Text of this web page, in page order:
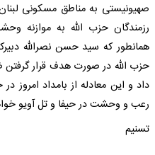
صهیونیستی به مناطق مسکونی
رزمندگان حزب الله به موازنه
همانطور که سید حسن نصرالله
حزب الله در صورت هدف قرار گرفتن
داد و این معادله از بامداد
رعب و وحشت در حیفا و تل آویو
تسنیم